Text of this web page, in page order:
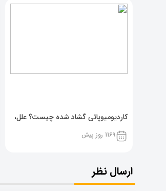
کاردیومیوپاتی گشاد شده چیست؟ علل،
پیشگیری و نشانه ها
1169 روز پیش
ارسال نظر